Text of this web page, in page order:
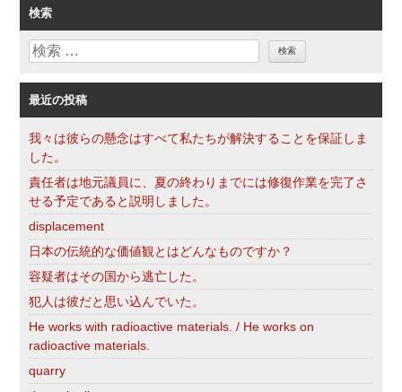
ゴ
リ
ー
検索
検
最近の投稿
我々は彼らの懸念はすべて私たちが解決することを保証しま
した。
責任者は地元議員に、夏の終わりまでには修復作業を完了さ
せる予定であると説明しました。
displacement
日本の伝統的な価値観とはどんなものですか？
容疑者はその国から逃亡した。
犯人は彼だと思い込んでいた。
He works with radioactive materials. / He works on
radioactive materials.
quarry